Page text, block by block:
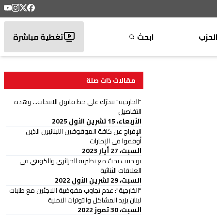
الحزب ابحث تغطية مباشرة
مقالات ذات صلة
"الخارجية" تتحرّك على خط قانون الانتخاب... وهذه
التفاصيل
الأربعاء، 15 تشرين الأول 2025
الإفراج عن كافة الموقوفين اللبنانيين الذين
أوقفوا في الإمارات
السبت، 27 أيار 2023
بو حبيب بحث مع نظيريه الجزائري والكويتي في
العلاقات الثنائية
السبت، 29 تشرين الأول 2022
"الخارجية": عدم تجاوب مفوضية اللاجئين مع طلبات
لبنان يزيد المشاكل والتوترات الامنية
السبت، 30 تموز 2022